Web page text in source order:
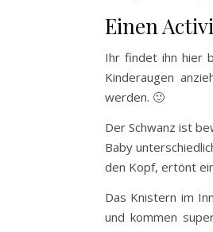
Einen
Ihr findet ihn hier
Kinderaugen
werden. 🙂
Der Schwanz ist
Baby
den Kopf, ertönt
Das Knistern im
und kommen